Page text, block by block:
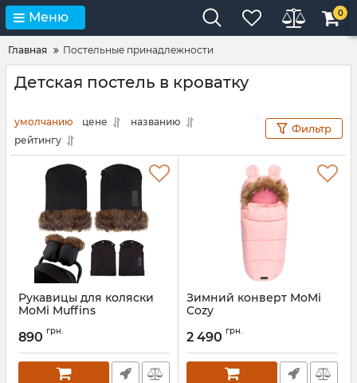
Меню 0
Главная Постельные принадлежности
Детская постель в кроватку
умолчанию цене
названию
рейтингу
Фильтр
Рукавицы для коляски
MoMi Muffins
890 грн.
Зимний конверт MoMi
Cozy
2 490 грн.